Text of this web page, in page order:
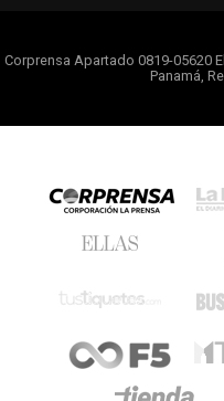
Corprensa Apartado 0819-05620
Panamá,